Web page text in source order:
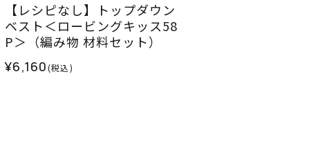
【レシピなし】トップダウン
ベスト＜ロービングキッス58
P＞（編み物 材料セット）
¥6,160(税込)